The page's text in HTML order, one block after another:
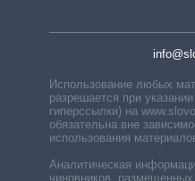
Использование любых
разрешается при
гиперссылки) на
обязательна вне
использования
Аналитическая
чиновников, размещенных